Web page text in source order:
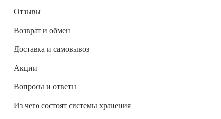
Отзывы
Возврат и обмен
Доставка и самовывоз
Акции
Вопросы и ответы
Из чего состоят системы хранения